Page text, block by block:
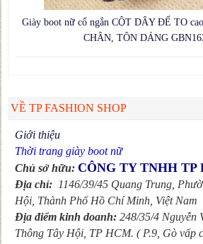
Giày boot nữ cổ ngắn CỘT DÂY ĐẾ TO
CHÂN, TÔN DÁNG
VỀ TP FASHION SHOP
Giới thiệu
Thời trang giày boot nữ
Chủ sở hữu: CÔNG TY TNHH TP
Địa chỉ: 1146/39/45 Quang Trung,
Hội, Thành Phố Hồ Chí Minh, Việt Nam
Địa điểm kinh doanh:248/35/4 Nguyễn
Thông Tây Hội, TP HCM. ( P.9, Gò vấp